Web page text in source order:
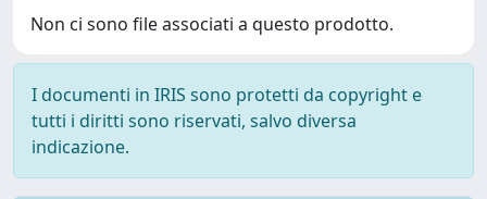
Non ci sono file associati a questo prodotto.
I documenti in IRIS sono protetti da copyright e
tutti i diritti sono riservati, salvo diversa
indicazione.